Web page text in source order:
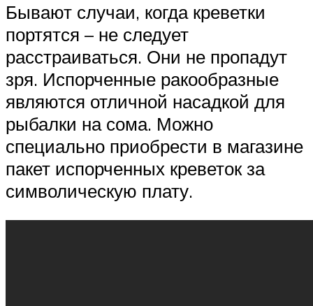
Бывают случаи, когда креветки
портятся – не следует
расстраиваться. Они не пропадут
зря. Испорченные ракообразные
являются отличной насадкой для
рыбалки на сома. Можно
специально приобрести в магазине
пакет испорченных креветок за
символическую плату.